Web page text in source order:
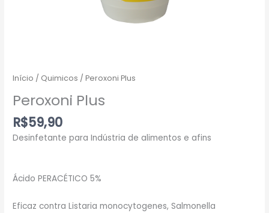
Início / Quimicos / Peroxoni Plus
Peroxoni Plus
R$59,90
Desinfetante para Indústria de alimentos e afins
Ácido PERACÉTICO 5%
Eficaz contra Listaria monocytogenes, Salmonella